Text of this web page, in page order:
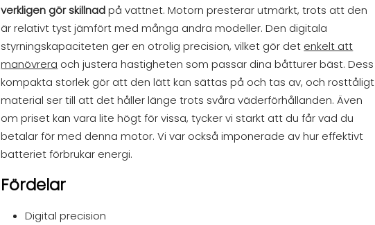
verkligen gör skillnadpå vattnet. Motorn presterar utmärkt, trots att den
är relativt tyst jämfört med många andra modeller. Den digitala
styrningskapaciteten ger en otrolig precision, vilket gör det enkelt att
manövrera och justera hastigheten som passar dina båtturer bäst. Dess
kompakta storlek gör att den lätt kan sättas på och tas av, och rosttåligt
material ser till att det håller länge trots svåra väderförhållanden. Även
om priset kan vara lite högt för vissa, tycker vi starkt att du får vad du
betalar för med denna motor. Vi var också imponerade av hur effektivt
batteriet förbrukar energi.
Fördelar
Digital precision